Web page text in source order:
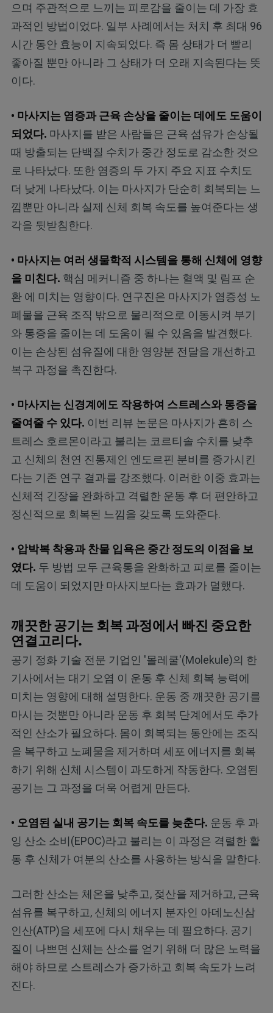
으며 주관적으로 느끼는 피로감을 줄이는 데 가장 효
과적인 방법이었다. 일부 사례에서는 처치 후 최대 96
시간 동안 효능이 지속되었다. 즉 몸 상태가 더 빨리
좋아질 뿐만 아니라 그 상태가 더 오래 지속된다는 뜻
이다.
• 마사지는 염증과 근육 손상을 줄이는 데에도 도움이
되었다. 마사지를 받은 사람들은 근육 섬유가 손상될
때 방출되는 단백질 수치가 중간 정도로 감소한 것으
로 나타났다. 또한 염증의 두 가지 주요 지표 수치도
더 낮게 나타났다. 이는 마사지가 단순히 회복되는 느
낌뿐만 아니라 실제 신체 회복 속도를 높여준다는 생
각을 뒷받침한다.
• 마사지는 여러 생물학적 시스템을 통해 신체에 영향
을 미친다. 핵심 메커니즘 중 하나는 혈액 및 림프 순
환 에 미치는 영향이다. 연구진은 마사지가 염증성 노
폐물을 근육 조직 밖으로 물리적으로 이동시켜 부기
와 통증을 줄이는 데 도움이 될 수 있음을 발견했다.
이는 손상된 섬유질에 대한 영양분 전달을 개선하고
복구 과정을 촉진한다.
• 마사지는 신경계에도 작용하여 스트레스와 통증을
줄여줄 수 있다. 이번 리뷰 논문은 마사지가 흔히 스
트레스 호르몬이라고 불리는 코르티솔 수치를 낮추
고 신체의 천연 진통제인 엔도르핀 분비를 증가시킨
다는 기존 연구 결과를 강조했다. 이러한 이중 효과는
신체적 긴장을 완화하고 격렬한 운동 후 더 편안하고
정신적으로 회복된 느낌을 갖도록 도와준다.
• 압박복 착용과 찬물 입욕은 중간 정도의 이점을 보
였다. 두 방법 모두 근육통을 완화하고 피로를 줄이는
데 도움이 되었지만 마사지보다는 효과가 덜했다.
깨끗한 공기는 회복 과정에서 빠진 중요한
연결고리다.
공기 정화 기술 전문 기업인 '몰레쿨'(Molekule)의 한
기사에서는 대기 오염 이 운동 후 신체 회복 능력에
미치는 영향에 대해 설명한다. 운동 중 깨끗한 공기를
마시는 것뿐만 아니라 운동 후 회복 단계에서도 추가
적인 산소가 필요하다. 몸이 회복되는 동안에는 조직
을 복구하고 노폐물을 제거하며 세포 에너지를 회복
하기 위해 신체 시스템이 과도하게 작동한다. 오염된
공기는 그 과정을 더욱 어렵게 만든다.
• 오염된 실내 공기는 회복 속도를 늦춘다. 운동 후 과
잉 산소 소비(EPOC)라고 불리는 이 과정은 격렬한 활
동 후 신체가 여분의 산소를 사용하는 방식을 말한다.
그러한 산소는 체온을 낮추고, 젖산을 제거하고, 근육
섬유를 복구하고, 신체의 에너지 분자인 아데노신삼
인산(ATP)을 세포에 다시 채우는 데 필요하다. 공기
질이 나쁘면 신체는 산소를 얻기 위해 더 많은 노력을
해야 하므로 스트레스가 증가하고 회복 속도가 느려
진다.